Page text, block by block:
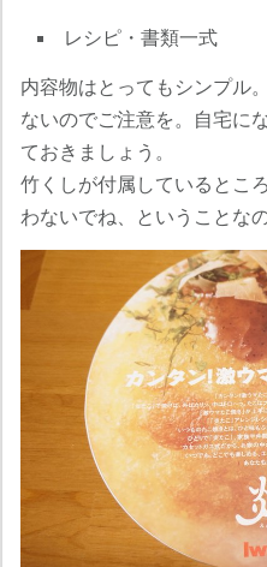
レシピ・書類一式
内容物はとってもシンプル
ないのでご注意を。自宅に
ておきましょう。
竹くしが付属しているとこ
わないでね、ということな